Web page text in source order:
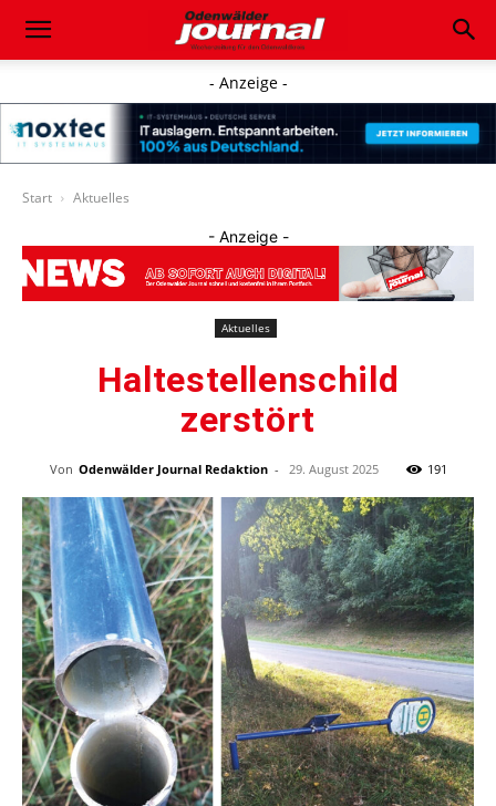
- Anzeige -
Start Aktuelles
- Anzeige -
Aktuelles
Haltestellenschild
zerstört
Von Odenwälder Journal Redaktion - 29. August 2025 191